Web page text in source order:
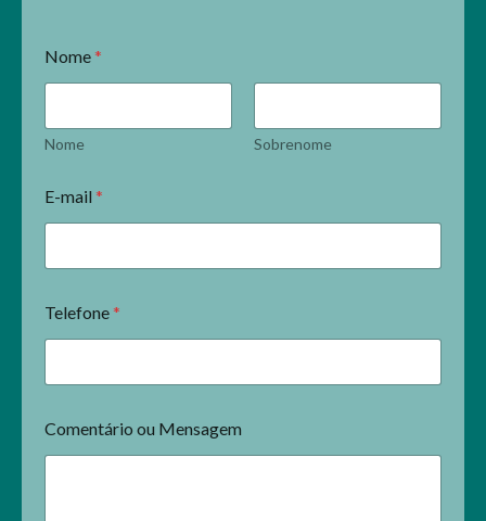
Nome *
Nome Sobrenome
E-mail *
Telefone *
Comentário ou Mensagem